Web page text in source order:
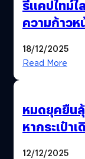
รีแคปไทม์ไ
ความก้าวห
18/12/2025
Read More
หมดยุคยืน
หากระเป๋า
12/12/2025